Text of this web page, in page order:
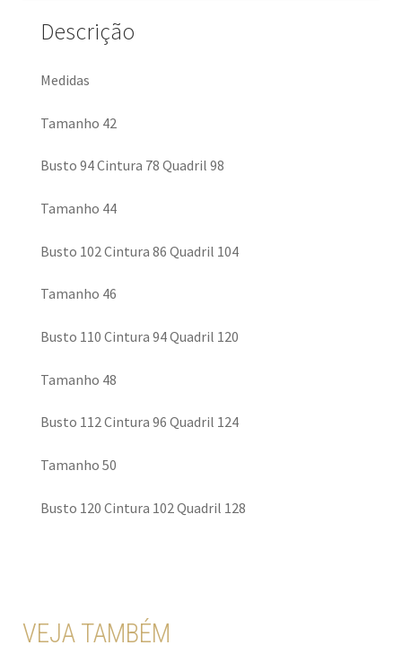
Descrição
Medidas
Tamanho 42
Busto 94 Cintura 78 Quadril 98
Tamanho 44
Busto 102 Cintura 86 Quadril 104
Tamanho 46
Busto 110 Cintura 94 Quadril 120
Tamanho 48
Busto 112 Cintura 96 Quadril 124
Tamanho 50
Busto 120 Cintura 102 Quadril 128
VEJA TAMBÉM